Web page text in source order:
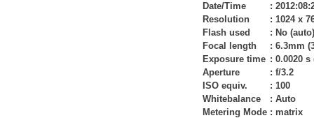
Date/Time
:
Resolution
: 1024 x
Flash used
: No (auto)
Focal length
: 6.3mm
Exposure time : 0.0020 s
Aperture
: f/3.2
ISO equiv.
: 100
Whitebalance
: Auto
Metering Mode : matrix